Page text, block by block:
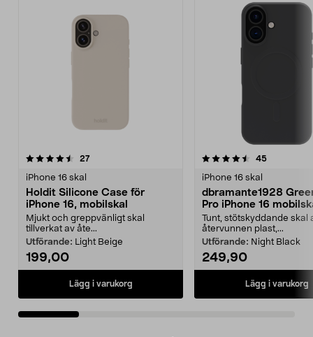
27recensioner
iPhone 16 skal
Holdit Silicone Case för
iPhone 16, mobilskal
Mjukt och greppvänligt skal
tillverkat av åte...
Utförande: Light Beige
199,00
Lägg i varukorg
4.5 av 5 stjärnor 45recensioner
iPhone 16 skal
dbramante1928
Pro iPhone 16
Tunt, stötskyddande skal
återvunnen plast,...
Utförande: Night Black
249,90
Lägg i varukorg
3.5 av 5 stjärnor